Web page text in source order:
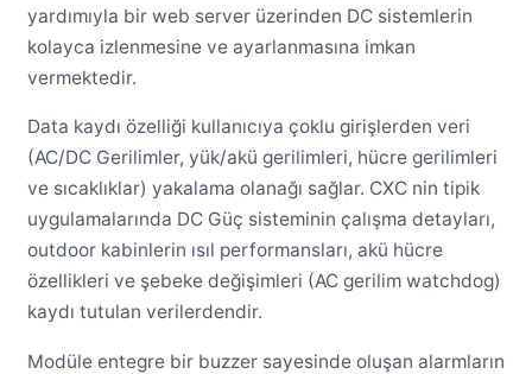
yardımıyla bir web server üzerinden DC sistemlerin
kolayca izlenmesine ve ayarlanmasına imkan
vermektedir.
Data kaydı özelliği kullanıcıya çoklu girişlerden veri
(AC/DC Gerilimler, yük/akü gerilimleri, hücre gerilimleri
ve sıcaklıklar) yakalama olanağı sağlar. CXC nin tipik
uygulamalarında DC Güç sisteminin çalışma detayları,
outdoor kabinlerin ısıl performansları, akü hücre
özellikleri ve şebeke değişimleri (AC gerilim watchdog)
kaydı tutulan verilerdendir.
Modüle entegre bir buzzer sayesinde oluşan alarmların